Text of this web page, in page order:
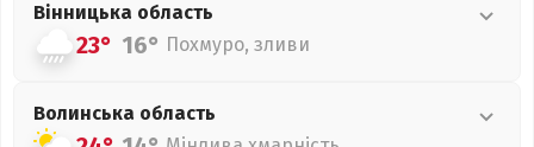
Вінницька область
23° 16° Похмуро, зливи
Волинська область